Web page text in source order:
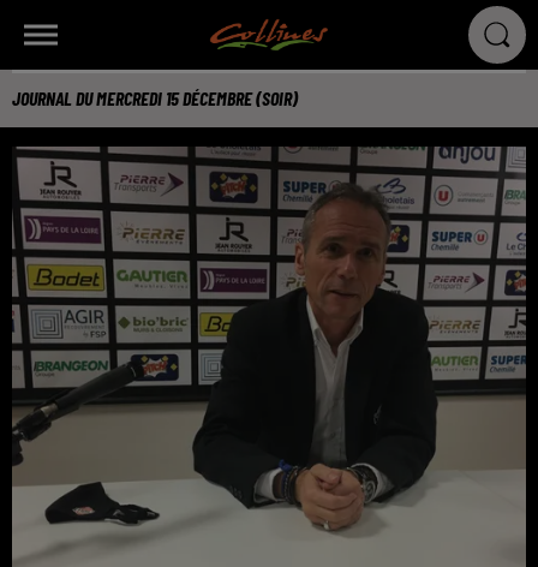
JOURNAL DU MERCREDI 15 DÉCEMBRE (SOIR)